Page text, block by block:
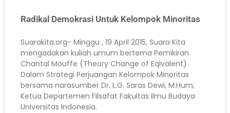
Radikal Demokrasi Untuk Kelompok Minoritas
Suarakita.org- Minggu , 19 April 2015, Suara Kita
mengadakan kuliah umum bertema Pemikiran
Chantal Mouffe (Theory Change of Eqivalent)
Dalam Strategi Perjuangan Kelompok Minoritas
bersama narasumber Dr. L.G. Saras Dewi, M.Hum,
Ketua Departemen Filsafat Fakultas Ilmu Budaya
Universitas Indonesia.